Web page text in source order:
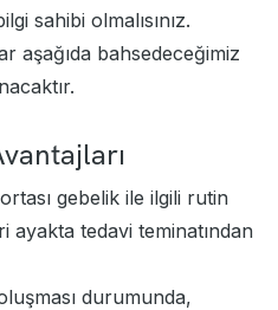
sahibi olmalısınız.
aşağıda bahsedeceğimiz
gebelik ile ilgili rutin
tedavi teminatından
durumunda,